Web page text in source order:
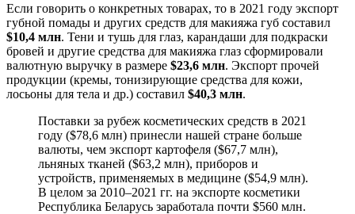
Если говорить о конкретных товарах, то в 2021 году экспорт
губной помады и других средств для макияжа губ составил
$10,4 млн. Тени и тушь для глаз, карандаши для подкраски
бровей и другие средства для макияжа глаз сформировали
валютную выручку в размере $23,6 млн. Экспорт прочей
продукции (кремы, тонизирующие средства для кожи,
лосьоны для тела и др.) составил $40,3 млн.
Поставки за рубеж косметических средств в 2021
году ($78,6 млн) принесли нашей стране больше
валюты, чем экспорт картофеля ($67,7 млн),
льняных тканей ($63,2 млн), приборов и
устройств, применяемых в медицине ($54,9 млн).
В целом за 2010–2021 гг. на экспорте косметики
Республика Беларусь заработала почти $560 млн.